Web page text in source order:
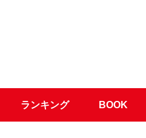
ランキング BOOK